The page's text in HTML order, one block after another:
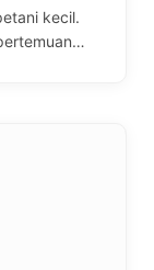
kecil.